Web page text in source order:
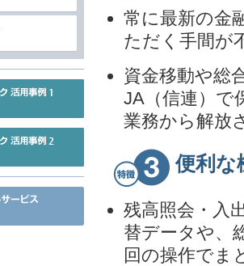
常に最新の金
ただく手間が
資金移動や総
JA（信連）で
業務から解放
便利な
残高照会・入
替データや、
回の操作でま